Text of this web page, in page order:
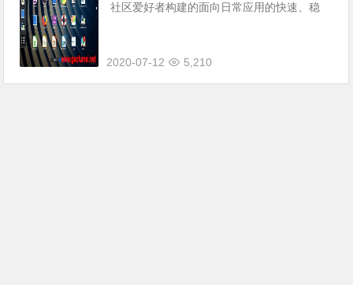
社区爱好者构建的面向日常应用的快速、稳
由一个强大的社群开发，这个...
2020-07-12 5,210